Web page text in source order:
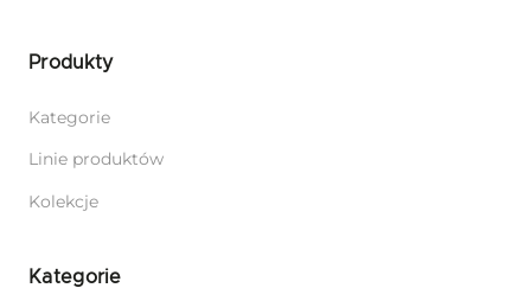
Produkty
Kategorie
Linie produktów
Kolekcje
Kategorie